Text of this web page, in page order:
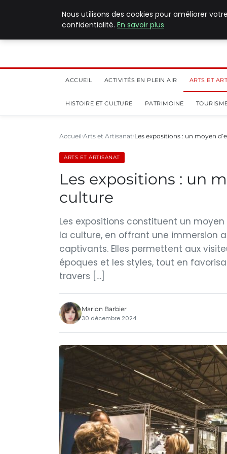
ACCUEIL ACTIVITÉS EN PLEIN AIR ARTS ET
HISTOIRE ET CULTURE PATRIMOINE
Accueil Arts et Artisanat Les expositions : un moyen
ARTS ET ARTISANAT
Les expositions : un
culture
Les expositions constituent un
la culture, en offrant une immersion
captivants. Elles permettent aux
époques et les styles, tout en
travers […]
Marion Barbier
30 décembre 2024
Nous utilisons des cookies pour améliorer
confidentialité. En savoir plus